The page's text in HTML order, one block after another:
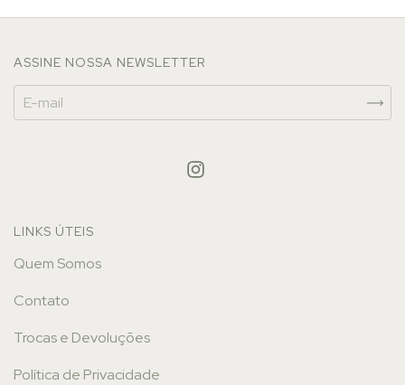
ASSINE NOSSA NEWSLETTER
LINKS ÚTEIS
Quem Somos
Contato
Trocas e Devoluções
Política de Privacidade